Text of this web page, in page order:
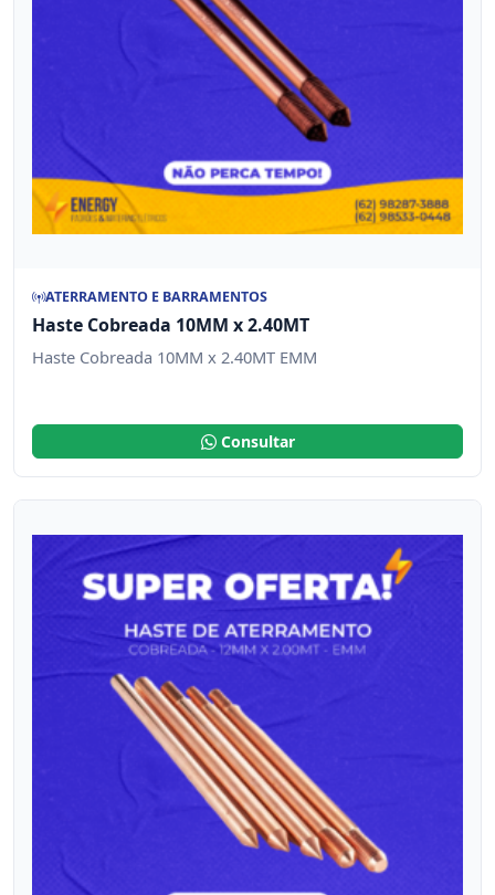
ATERRAMENTO E BARRAMENTOS
Haste Cobreada 10MM x 2.40MT
Haste Cobreada 10MM x 2.40MT EMM
Consultar